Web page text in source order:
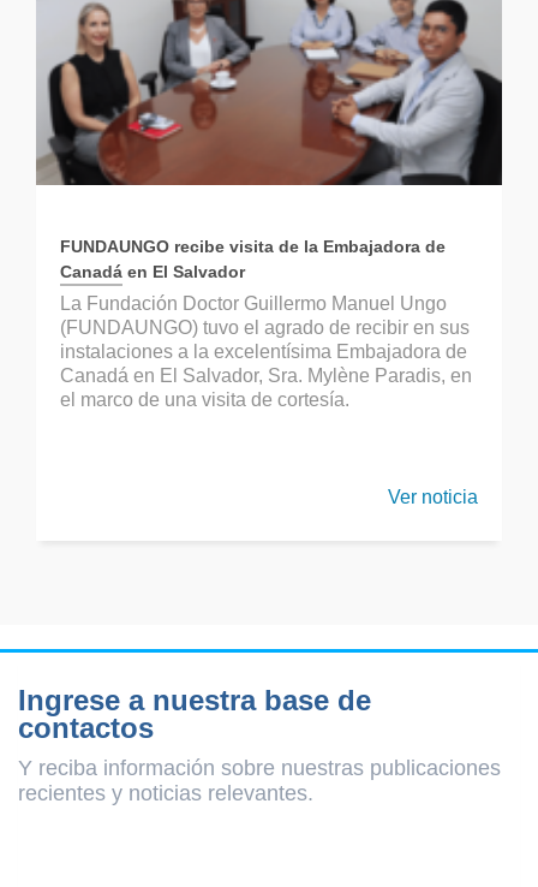
FUNDAUNGO recibe visita de la Embajadora de
Canadá en El Salvador
La Fundación Doctor Guillermo Manuel Ungo
(FUNDAUNGO) tuvo el agrado de recibir en sus
instalaciones a la excelentísima Embajadora de
Canadá en El Salvador, Sra. Mylène Paradis, en
el marco de una visita de cortesía.
Ver noticia
Ingrese a nuestra base de
contactos
Y reciba información sobre nuestras publicaciones
recientes y noticias relevantes.